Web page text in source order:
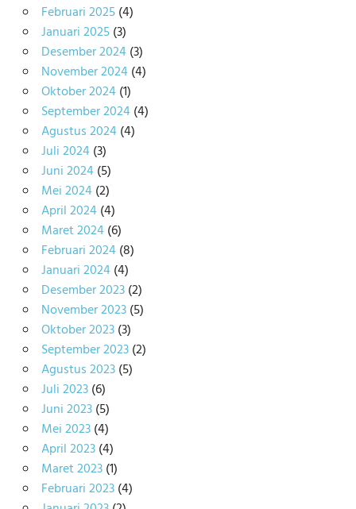
Februari 2025(4)
Januari 2025(3)
Desember 2024(3)
November 2024(4)
Oktober 2024(1)
September 2024(4)
Agustus 2024(4)
Juli 2024(3)
Juni 2024(5)
Mei 2024(2)
April 2024(4)
Maret 2024(6)
Februari 2024(8)
Januari 2024(4)
Desember 2023(2)
November 2023(5)
Oktober 2023(3)
September 2023(2)
Agustus 2023(5)
Juli 2023(6)
Juni 2023(5)
Mei 2023(4)
April 2023(4)
Maret 2023(1)
Februari 2023(4)